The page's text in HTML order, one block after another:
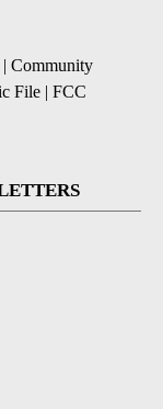
| Community
File | FCC